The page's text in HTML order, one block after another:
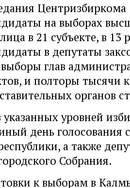
на выборах
в 21 субъекте, в 13
в депутаты
глав
и полторы тысячи
органов
уровней
день голосования
а также
Собрания.
к выборам в